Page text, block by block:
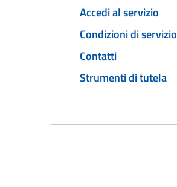
Accedi al servizio
Condizioni di servizio
Contatti
Strumenti di tutela